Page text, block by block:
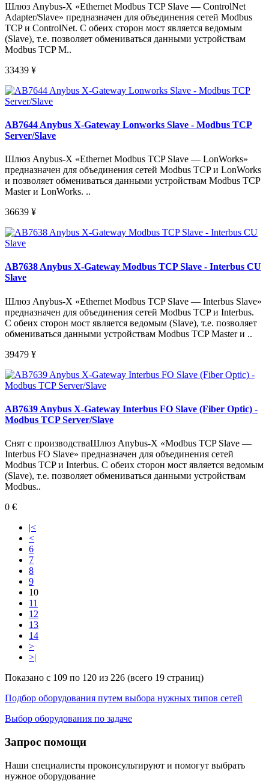
Шлюз Anybus-X «Ethernet Modbus TCP Slave — ControlNet
Adapter/Slave» предназначен для объединения сетей Modbus
TCP и ControlNet. С обеих сторон мост является ведомым
(Slave), т.е. позволяет обмениваться данными устройствам
Modbus TCP M..
33439 ¥
AB7644 Anybus X-Gateway Lonworks Slave - Modbus TCP
Server/Slave
Шлюз Anybus-X «Ethernet Modbus TCP Slave — LonWorks»
предназначен для объединения сетей Modbus TCP и LonWorks
и позволяет обмениваться данными устройствам Modbus TCP
Master и LonWorks. ..
36639 ¥
AB7638 Anybus X-Gateway Modbus TCP Slave - Interbus CU
Slave
Шлюз Anybus-X «Ethernet Modbus TCP Slave — Interbus Slave»
предназначен для объединения сетей Modbus TCP и Interbus.
С обеих сторон мост является ведомым (Slave), т.е. позволяет
обмениваться данными устройствам Modbus TCP Master и ..
39479 ¥
AB7639 Anybus X-Gateway Interbus FO Slave (Fiber Optic) -
Modbus TCP Server/Slave
Снят с производстваШлюз Anybus-X «Modbus TCP Slave —
Interbus FO Slave» предназначен для объединения сетей
Modbus TCP и Interbus. С обеих сторон мост является ведомым
(Slave), т.е. позволяет обмениваться данными устройствам
Modbus..
0 €
|<
<
6
7
8
9
10
11
12
13
14
>
>|
Показано с 109 по 120 из 226 (всего 19 страниц)
Подбор оборудования путем выбора нужных типов сетей
Выбор оборудования по задаче
Запрос помощи
Наши специалисты проконсультируют и помогут выбрать
нужное оборудование